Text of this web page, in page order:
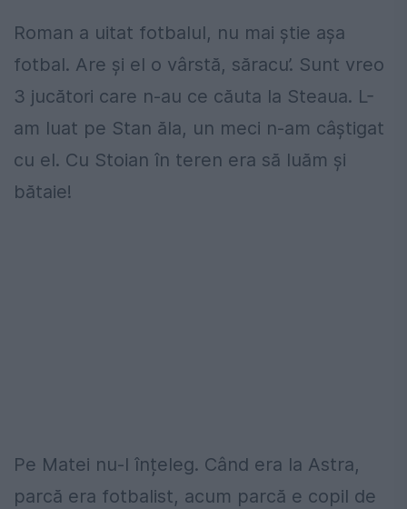
Roman a uitat fotbalul, nu mai știe așa
fotbal. Are și el o vârstă, săracu’. Sunt vreo
3 jucători care n-au ce căuta la Steaua. L-
am luat pe Stan ăla, un meci n-am câștigat
cu el. Cu Stoian în teren era să luăm și
bătaie!
Pe Matei nu-l înțeleg. Când era la Astra,
parcă era fotbalist, acum parcă e copil de